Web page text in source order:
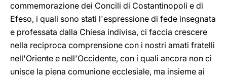
commemorazione dei Concili di Costantinopoli e di
Efeso, i quali sono stati l'espressione di fede insegnata
e professata dalla Chiesa indivisa, ci faccia crescere
nella reciproca comprensione con i nostri amati fratelli
nell'Oriente e nell'Occidente, con i quali ancora non ci
unisce la piena comunione ecclesiale, ma insieme ai